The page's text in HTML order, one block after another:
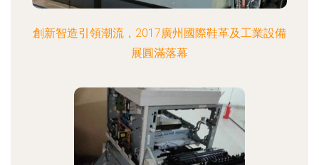
創新智造引領潮流，2017廣州國際鞋革及工業設備
展圓滿落幕